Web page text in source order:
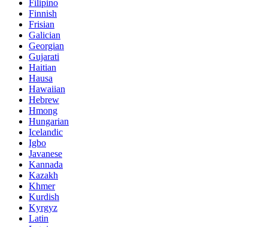
Filipino
Finnish
Frisian
Galician
Georgian
Gujarati
Haitian
Hausa
Hawaiian
Hebrew
Hmong
Hungarian
Icelandic
Igbo
Javanese
Kannada
Kazakh
Khmer
Kurdish
Kyrgyz
Latin